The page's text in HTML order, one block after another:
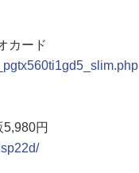
カード
円